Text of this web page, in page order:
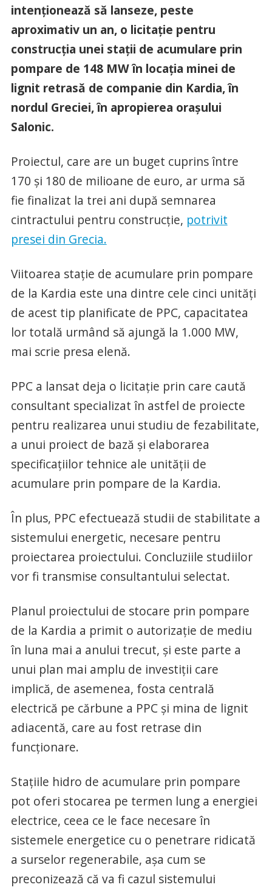
intenționează să lanseze, peste
aproximativ un an, o licitație pentru
construcția unei stații de acumulare prin
pompare de 148 MW în locația minei de
lignit retrasă de companie din Kardia, în
nordul Greciei, în apropierea orașului
Salonic.
Proiectul, care are un buget cuprins între
170 și 180 de milioane de euro, ar urma să
fie finalizat la trei ani după semnarea
cintractului pentru construcție, potrivit
presei din Grecia.
Viitoarea stație de acumulare prin pompare
de la Kardia este una dintre cele cinci unități
de acest tip planificate de PPC, capacitatea
lor totală urmând să ajungă la 1.000 MW,
mai scrie presa elenă.
PPC a lansat deja o licitație prin care caută
consultant specializat în astfel de proiecte
pentru realizarea unui studiu de fezabilitate,
a unui proiect de bază și elaborarea
specificațiilor tehnice ale unității de
acumulare prin pompare de la Kardia.
În plus, PPC efectuează studii de stabilitate a
sistemului energetic, necesare pentru
proiectarea proiectului. Concluziile studiilor
vor fi transmise consultantului selectat.
Planul proiectului de stocare prin pompare
de la Kardia a primit o autorizație de mediu
în luna mai a anului trecut, și este parte a
unui plan mai amplu de investiții care
implică, de asemenea, fosta centrală
electrică pe cărbune a PPC și mina de lignit
adiacentă, care au fost retrase din
funcționare.
Stațiile hidro de acumulare prin pompare
pot oferi stocarea pe termen lung a energiei
electrice, ceea ce le face necesare în
sistemele energetice cu o penetrare ridicată
a surselor regenerabile, așa cum se
preconizează că va fi cazul sistemului